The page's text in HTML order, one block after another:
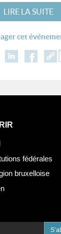
LIRE LA SUITE
cet
fédérales
bruxelloise